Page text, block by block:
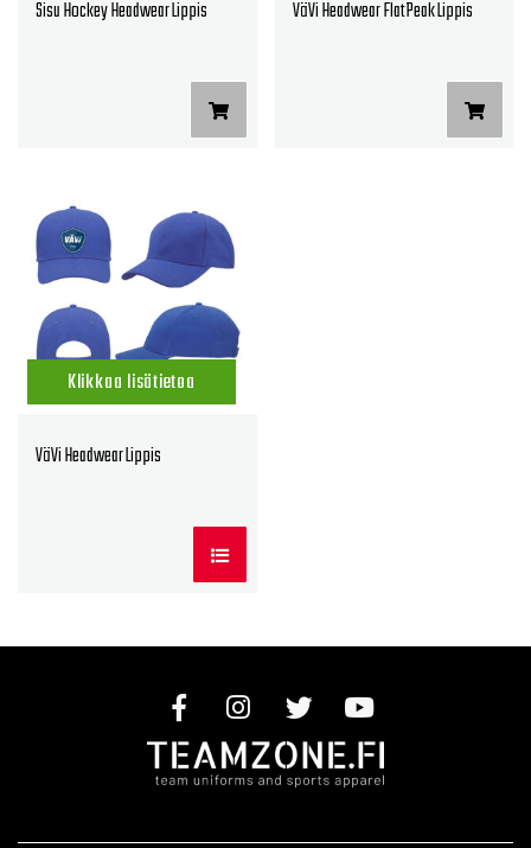
Sisu Hockey Headwear Lippis VäVi Headwear Flat Peak Lippis
Klikkaa lisätietoa
VäVi Headwear Lippis